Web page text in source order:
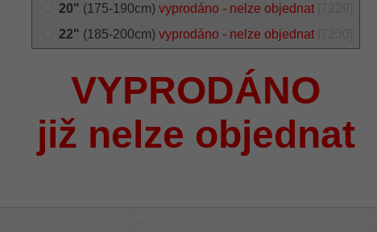
20" (175-190cm) vyprodáno - nelze objednat
22" (185-200cm) vyprodáno - nelze objednat
VYPRODÁNO
již nelze objednat